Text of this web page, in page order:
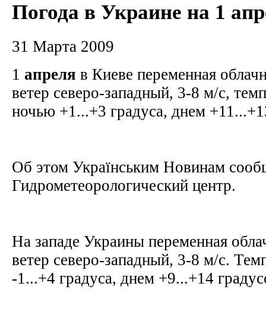
Погода в Украине на 1
31 Марта 2009
1 апреля в Киеве переменная
ветер северо-западный, 3-8 м/с,
ночью +1...+3 градуса, днем
Об этом Українським Новинам
Гидрометеорологический центр.
На западе Украины переменная
ветер северо-западный, 3-8 м/с.
-1...+4 градуса, днем +9...+14